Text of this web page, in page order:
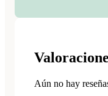
Aún no hay